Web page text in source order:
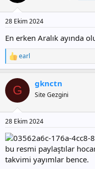
28 Ekim 2024
En erken Aralık ayında
T
e
k
l
:
earl
G gknctn
Site Gezgini
28 Ekim 2024
bu resmi paylaştılar
takvimi yayımlar bence.